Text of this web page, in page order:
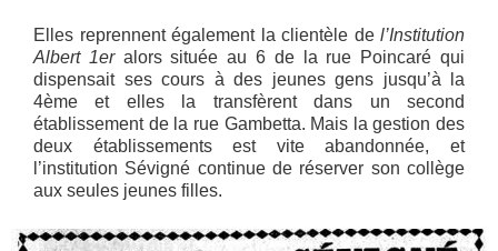
Elles reprennent également la clientèle de l’Institution
Albert 1er alors située au 6 de la rue Poincaré qui
dispensait ses cours à des jeunes gens jusqu’à la
4ème et elles la transfèrent dans un second
établissement de la rue Gambetta. Mais la gestion des
deux établissements est vite abandonnée, et
l’institution Sévigné continue de réserver son collège
aux seules jeunes filles.